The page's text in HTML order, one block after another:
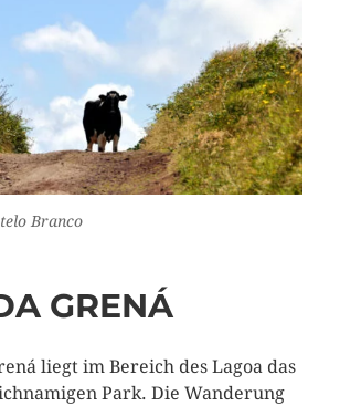
Branco
GRENÁ
liegt im Bereich des Lagoa das
Park. Die Wanderung